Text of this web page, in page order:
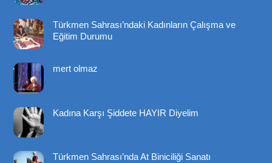
Türkmen Sahrası’ndaki Kadınların Çalışma ve
Eğitim Durumu
mert olmaz
Kadına Karşı Şiddete HAYIR Diyelim
Türkmen Sahrası’nda At Biniciliği Sanatı